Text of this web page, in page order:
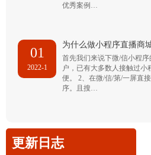
优秀案例…
01
2022-1
为什么做小程序直播商
首先我们来说下微/信小程
户，已有大多数人接触过
便。 2、在微/信/第/一屏直
序。且搜…
更新日志